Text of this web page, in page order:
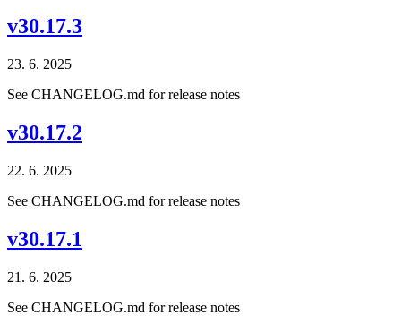
v30.17.3
23. 6. 2025
See CHANGELOG.md for release notes
v30.17.2
22. 6. 2025
See CHANGELOG.md for release notes
v30.17.1
21. 6. 2025
See CHANGELOG.md for release notes